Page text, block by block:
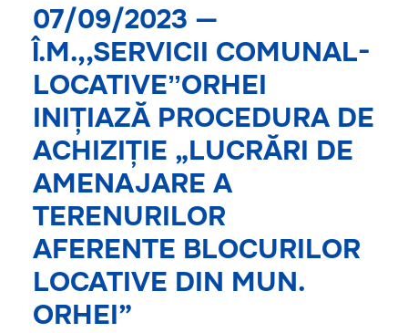
07/09/2023 —
Î.M.,,SERVICII COMUNAL-
LOCATIVEˮORHEI
INIȚIAZĂ PROCEDURA DE
ACHIZIȚIE „LUCRĂRI DE
AMENAJARE A
TERENURILOR
AFERENTE BLOCURILOR
LOCATIVE DIN MUN.
ORHEI”